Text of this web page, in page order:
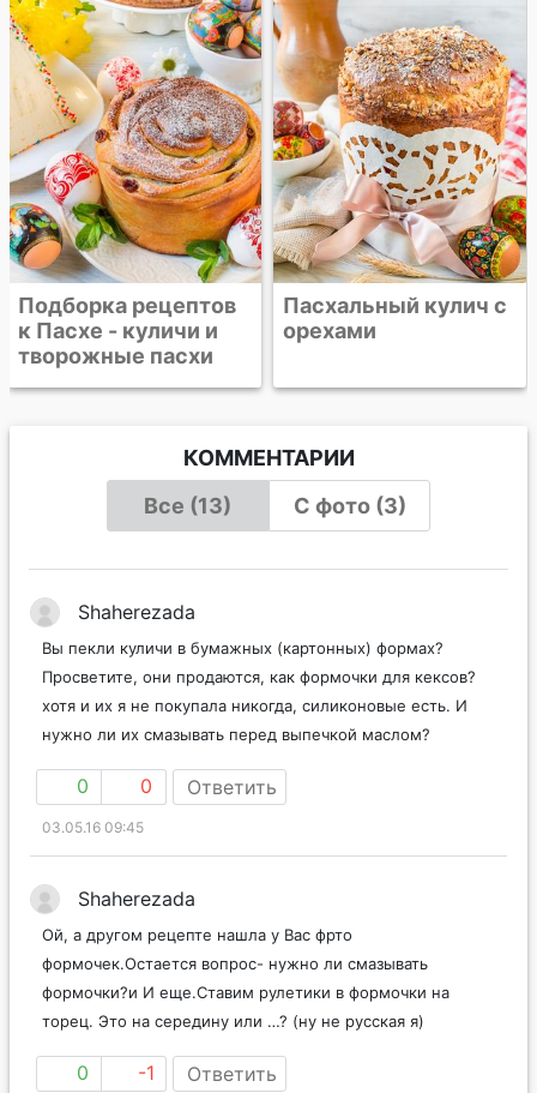
Пасхальный кулич с
орехами
Медовая хала
КОММЕНТАРИИ
Все (13)
С фото (3)
Shaherezada
Вы пекли куличи в бумажных (картонных) формах?
Просветите, они продаются, как формочки для кексов?
хотя и их я не покупала никогда, силиконовые есть. И
нужно ли их смазывать перед выпечкой маслом?
0 0 Ответить
03.05.16 09:45
Shaherezada
Ой, а другом рецепте нашла у Вас фрто
формочек.Остается вопрос- нужно ли смазывать
формочки?и И еще.Ставим рулетики в формочки на
торец. Это на середину или …? (ну не русская я)
0 -1 Ответить